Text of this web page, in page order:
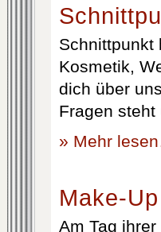
Schnittpunkt
Kosmetik,
dich über
Fragen steht
» Mehr
Make-Up
Am Tag